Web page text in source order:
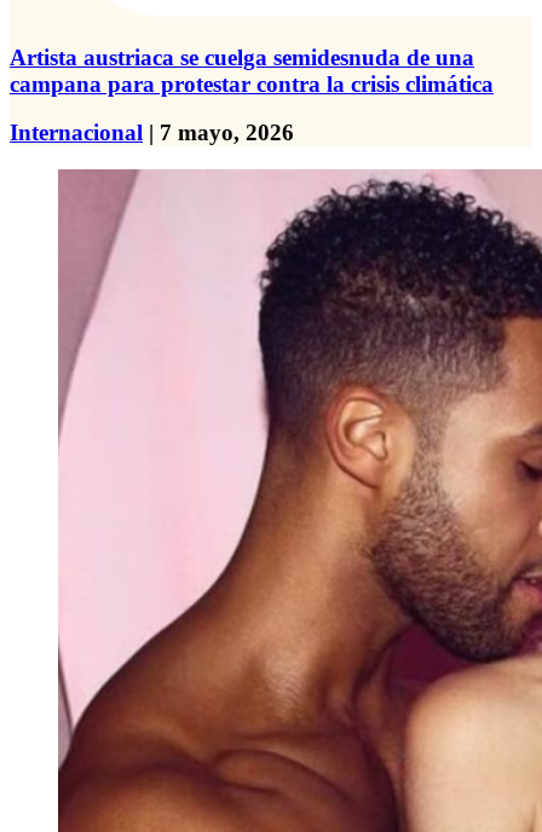
Artista austriaca se cuelga semidesnuda de una
campana para protestar contra la crisis climática
Internacional | 7 mayo, 2026